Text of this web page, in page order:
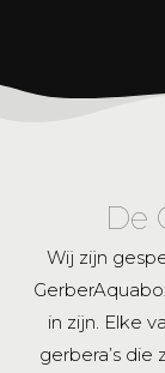
De
Wij zijn
in zijn. Elke
gerbera’s